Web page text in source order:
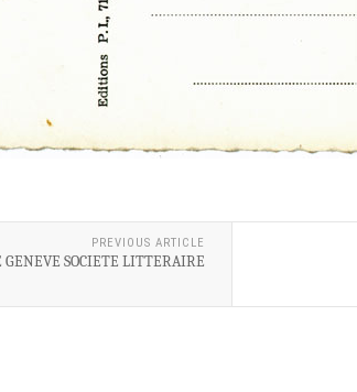
PREVIOUS ARTICLE
SOCIETE LITTERAIRE